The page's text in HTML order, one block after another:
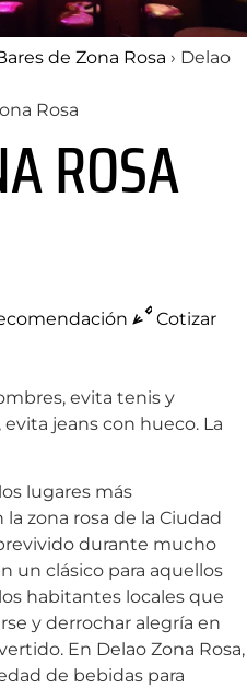
de Zona Rosa › Delao
Rosa
ROSA
Cotizar
evita tenis y
jeans con hueco. La
lugares más
zona rosa de la Ciudad
durante mucho
un clásico para aquellos
habitantes locales que
y derrochar alegría en
En Delao Zona Rosa,
de bebidas para